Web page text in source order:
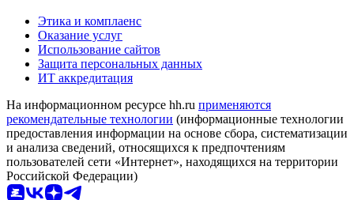
Этика и комплаенс
Оказание услуг
Использование сайтов
Защита персональных данных
ИТ аккредитация
На информационном ресурсе hh.ru применяются
рекомендательные технологии (информационные технологии
предоставления информации на основе сбора, систематизации
и анализа сведений, относящихся к предпочтениям
пользователей сети «Интернет», находящихся на территории
Российской Федерации)